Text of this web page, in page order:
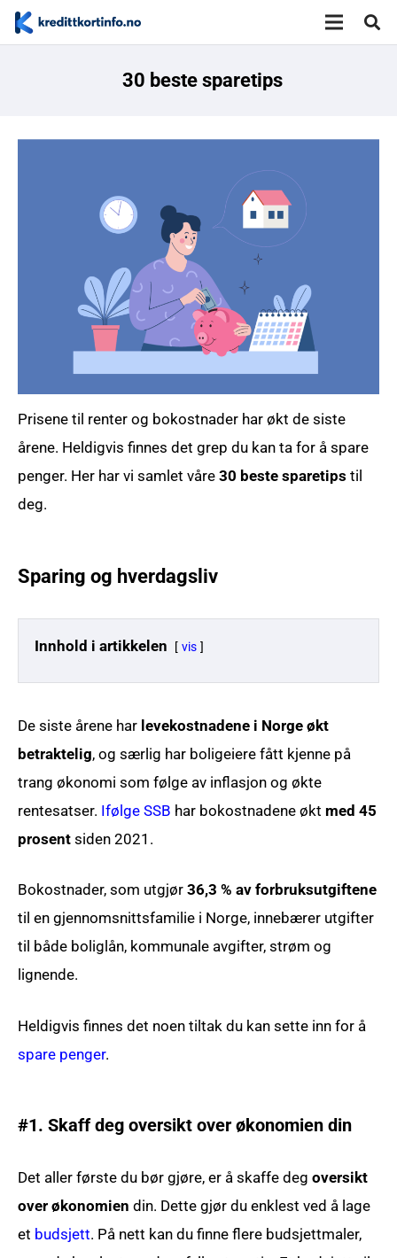
30 beste sparetips
Prisene til renter og bokostnader har økt de siste
årene. Heldigvis finnes det grep du kan ta for å spare
penger. Her har vi samlet våre30 beste sparetips til
deg.
Sparing og hverdagsliv
Innhold i artikkelen vis
De siste årene har levekostnadene i Norge økt
betraktelig, og særlig har boligeiere fått kjenne på
trang økonomi som følge av inflasjon og økte
rentesatser. Ifølge SSB har bokostnadene økt med 45
prosent siden 2021.
Bokostnader, som utgjør36,3 % av forbruksutgiftene
til en gjennomsnittsfamilie i Norge, innebærer utgifter
til både boliglån, kommunale avgifter, strøm og
lignende.
Heldigvis finnes det noen tiltak du kan sette inn for å
spare penger.
#1. Skaff deg oversikt over økonomien din
Det aller første du bør gjøre, er å skaffe degoversikt
over økonomien din. Dette gjør du enklest ved å lage
et budsjett. På nett kan du finne flere budsjettmaler,